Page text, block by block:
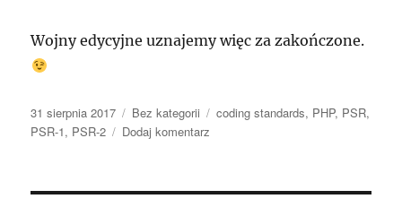
Wojny edycyjne uznajemy więc za zakończone.
Data
publikacji
31 sierpnia 2017 Kategorie
Bez kategorii Tagi
coding standards, PHP, PSR,
PSR-1, PSR-2 Dodaj komentarz
i